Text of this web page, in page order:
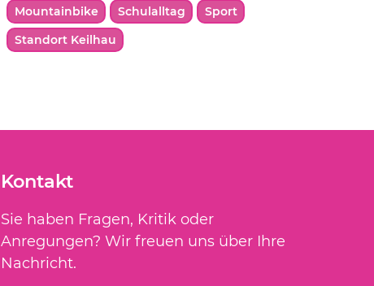
Mountainbike Schulalltag
Sport
Standort Keilhau
Kontakt
Sie haben Fragen, Kritik oder
Anregungen? Wir freuen uns über Ihre
Nachricht.